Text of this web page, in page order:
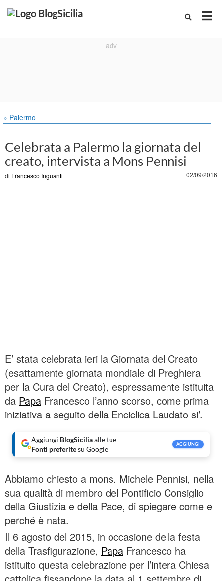
» Palermo
Celebrata a Palermo la giornata del
creato, intervista a Mons Pennisi
di Francesco Inguanti 02/09/2016
E’ stata celebrata ieri la Giornata del Creato
(esattamente giornata mondiale di Preghiera
per la Cura del Creato), espressamente istituita
da Papa Francesco l’anno scorso, come prima
iniziativa a seguito della Enciclica Laudato si’.
Aggiungi BlogSiciliaalle tue
Fonti preferitesu Google
AGGIUNGI
Abbiamo chiesto a mons. Michele Pennisi, nella
sua qualità di membro del Pontificio Consiglio
della Giustizia e della Pace, di spiegare come e
perché è nata.
Il 6 agosto del 2015, in occasione della festa
della Trasfigurazione, Papa Francesco ha
istituito questa celebrazione per l’intera Chiesa